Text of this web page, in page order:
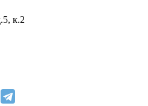
к.2